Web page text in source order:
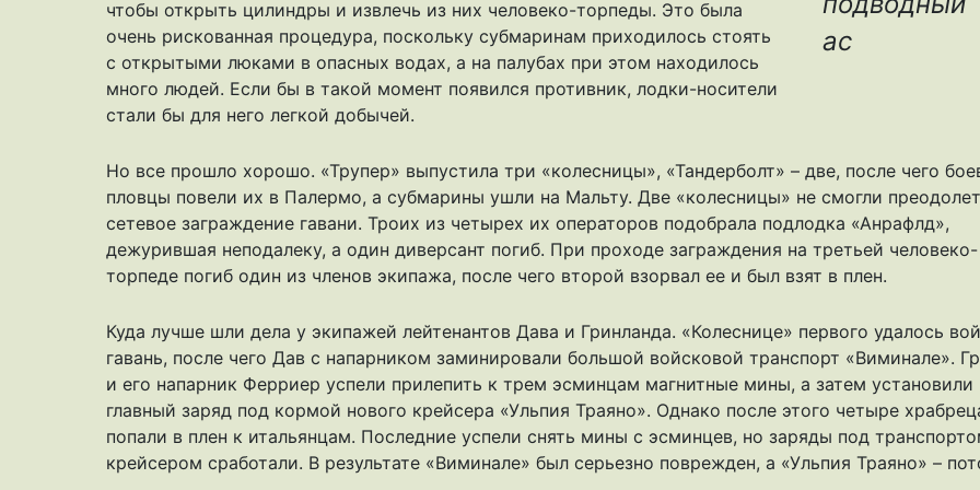
ас
чтобы открыть цилиндры и извлечь из них человеко-торпеды. Это была
очень рискованная процедура, поскольку субмаринам приходилось стоять
с открытыми люками в опасных водах, а на палубах при этом находилось
много людей. Если бы в такой момент появился противник, лодки-носители
стали бы для него легкой добычей.
Но все прошло хорошо. «Трупер» выпустила три «колесницы», «Тандерболт» – две, после чего
пловцы повели их в Палермо, а субмарины ушли на Мальту. Две «колесницы» не смогли
сетевое заграждение гавани. Троих из четырех их операторов подобрала подлодка «Анрафлд»,
дежурившая неподалеку, а один диверсант погиб. При проходе заграждения на третьей человеко-
торпеде погиб один из членов экипажа, после чего второй взорвал ее и был взят в плен.
Куда лучше шли дела у экипажей лейтенантов Дава и Гринланда. «Колеснице» первого удалось
гавань, после чего Дав с напарником заминировали большой войсковой транспорт «Виминале».
и его напарник Ферриер успели прилепить к трем эсминцам магнитные мины, а затем установили
главный заряд под кормой нового крейсера «Ульпия Траяно». Однако после этого четыре
попали в плен к итальянцам. Последние успели снять мины с эсминцев, но заряды под
крейсером сработали. В результате «Виминале» был серьезно поврежден, а «Ульпия Траяно» –